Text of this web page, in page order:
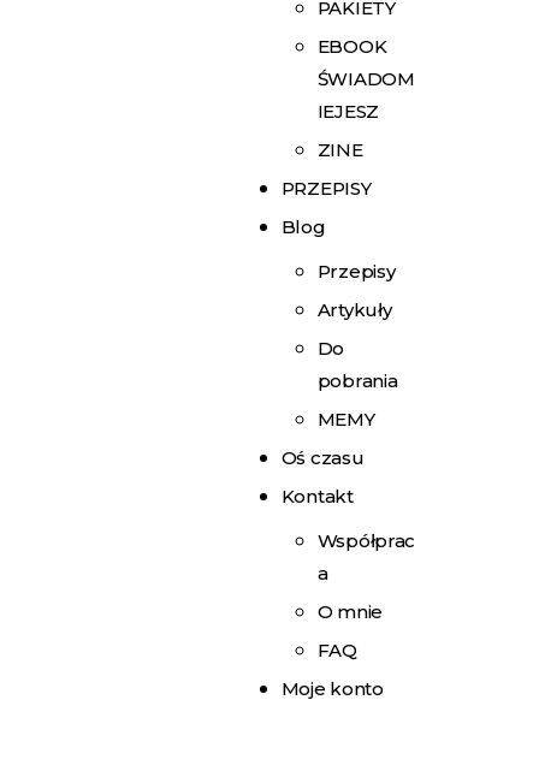
PAKIETY
EBOOK
ŚWIADOM
IEJESZ
ZINE
PRZEPISY
Blog
Przepisy
Artykuły
Do
pobrania
MEMY
Oś czasu
Kontakt
Współprac
a
O mnie
FAQ
Moje konto